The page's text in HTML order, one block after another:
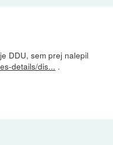
DDU, sem prej nalepil
details/dis... .